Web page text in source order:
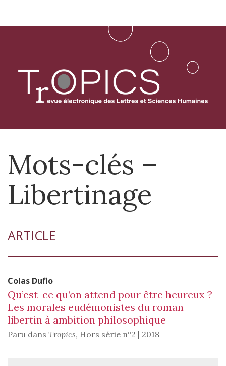
Aller
Mots-clés –
Libertinage
ARTICLE
Colas Duflo
Qu’est-ce qu’on attend pour être heureux ?
Les morales eudémonistes du roman
libertin à ambition philosophique
Paru dans Tropics, Hors série n°2 | 2018